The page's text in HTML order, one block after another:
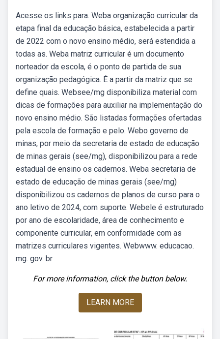
Acesse os links para. Weba organização curricular da
etapa final da educação básica, estabelecida a partir
de 2022 com o novo ensino médio, será estendida a
todas as. Weba matriz curricular é um documento
norteador da escola, é o ponto de partida de sua
organização pedagógica. É a partir da matriz que se
define quais. Websee/mg disponibiliza material com
dicas de formações para auxiliar na implementação do
novo ensino médio. São listadas formações ofertadas
pela escola de formação e pelo. Webo governo de
minas, por meio da secretaria de estado de educação
de minas gerais (see/mg), disponibilizou para a rede
estadual de ensino os cadernos. Weba secretaria de
estado de educação de minas gerais (see/mg)
disponibilizou os cadernos de planos de curso para o
ano letivo de 2024, com suporte. Webele é estruturado
por ano de escolaridade, área de conhecimento e
componente curricular, em conformidade com as
matrizes curriculares vigentes. Webwww. educacao.
mg. gov. br
For more information, click the button below.
LEARN MORE